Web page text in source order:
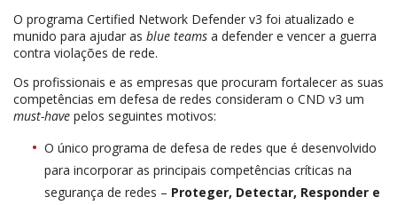
O programa Certified Network Defender v3 foi atualizado e
munido para ajudar as blue teams a defender e vencer a guerra
contra violações de rede.
Os profissionais e as empresas que procuram fortalecer as suas
competências em defesa de redes consideram o CND v3 um
must-have pelos seguintes motivos:
O único programa de defesa de redes que é desenvolvido
para incorporar as principais competências críticas na
segurança de redes – Proteger, Detectar, Responder e